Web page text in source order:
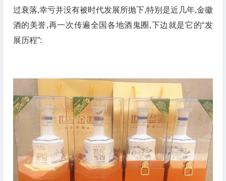
过衰落,幸亏并没有被时代发展所抛下,特别是近几年,金徽
酒的美誉,再一次传遍全国各地酒鬼圈,下边就是它的“发
展历程”: